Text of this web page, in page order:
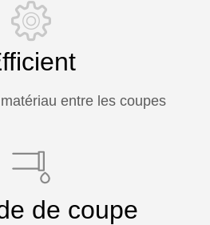
entre les coupes
de coupe